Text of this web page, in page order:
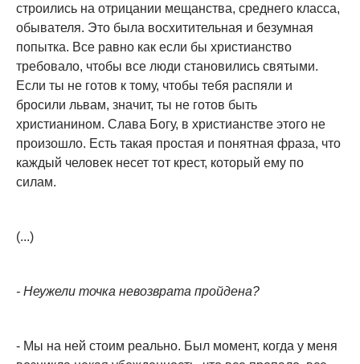
строились на отрицании мещанства, среднего класса,
обывателя. Это была восхитительная и безумная
попытка. Все равно как если бы христианство
требовало, чтобы все люди становились святыми.
Если ты не готов к тому, чтобы тебя распяли и
бросили львам, значит, ты не готов быть
христианином. Слава Богу, в христианстве этого не
произошло. Есть такая простая и понятная фраза, что
каждый человек несет тот крест, который ему по
силам.
(...)
- Неужели точка невозврата пройдена?
- Мы на ней стоим реально. Был момент, когда у меня